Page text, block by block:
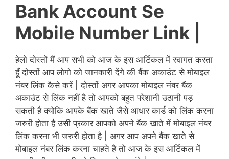
Bank Account Se
Mobile Number Link |
हेलो दोस्तों मैं आप सभी को आज के इस आर्टिकल में स्वागत करता
हूँ दोस्तों आप लोगो को जानकारी देंगे की बैंक अकाउंट से मोबाइल
नंबर लिंक कैसे करें | दोस्तों अगर आपका मोबाइल नंबर बैंक
अकाउंट से लिंक नहीं है तो आपको बहुत परेशानी उठानी पड़
सकती है क्योकि आपके बैंक खाते जैसे आधार कार्ड को लिंक करना
जरुरी होता है उसी प्रकार आपको अपने बैंक खाते में मोबाइल नंबर
लिंक करना भी जरुरी होता है | अगर आप अपने बैंक खाते से
मोबाइल नंबर लिंक करना चाहते है तो आज के इस आर्टिकल में